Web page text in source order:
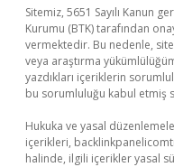
Sitemiz, 5651 Sayılı Kanun
Kurumu (BTK) tarafından
vermektedir. Bu nedenle,
veya araştırma
yazdıkları içeriklerin
bu sorumluluğu kabul etmiş
Hukuka ve yasal
içerikleri,
halinde, ilgili içerikler yasal